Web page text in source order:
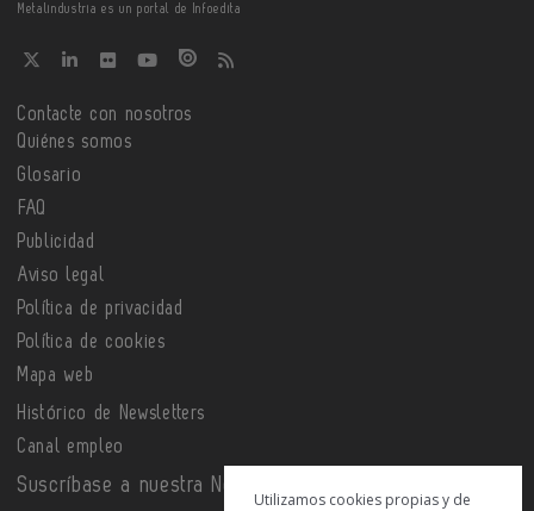
Metalindustria es un portal de Infoedita
Contacte con nosotros
Quiénes somos
Glosario
FAQ
Publicidad
Aviso legal
Política de privacidad
Política de cookies
Mapa web
Histórico de Newsletters
Canal empleo
Suscríbase a nuestra Newsletter
Utilizamos cookies propias y de